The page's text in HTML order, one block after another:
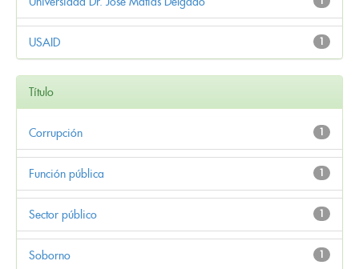
1
USAID
Título
1
Corrupción
1
Función pública
1
Sector público
1
Soborno